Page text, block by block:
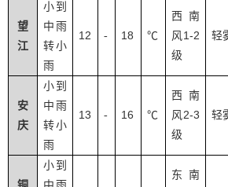
望
江
小到
中雨
转小
雨
12 - 18 ℃
西南
风1-2
级
轻
安
庆
小到
中雨
转小
雨
13 - 16 ℃
西南
风2-3
级
轻
小到
东南